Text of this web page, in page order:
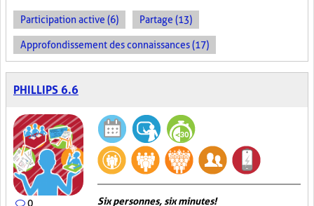
Participation active (6) Partage (13)
Approfondissement des connaissances (17)
PHILLIPS 6.6
0 Six personnes, six minutes!